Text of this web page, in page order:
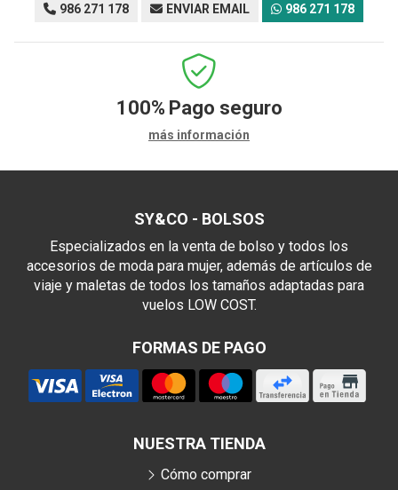
986 271 178 ENVIAR EMAIL 986 271 178
100% Pago seguro
más información
SY&CO - BOLSOS
Especializados en la venta de bolso y todos los
accesorios de moda para mujer, además de artículos de
viaje y maletas de todos los tamaños adaptadas para
vuelos LOW COST.
FORMAS DE PAGO
NUESTRA TIENDA
Cómo comprar